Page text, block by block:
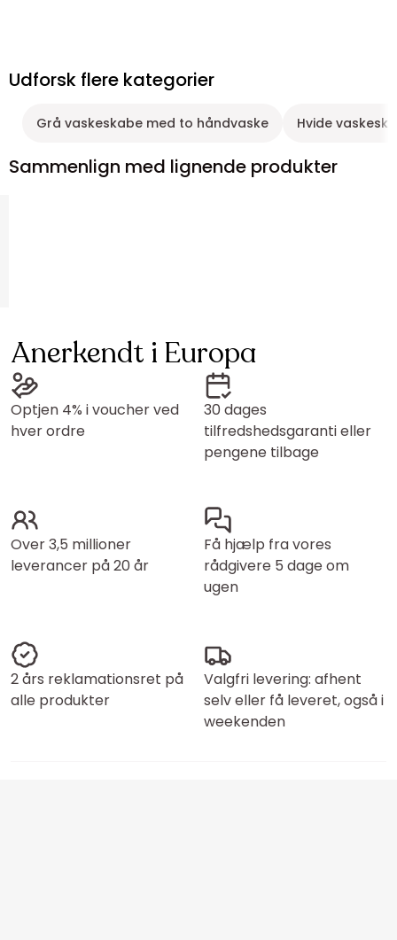
Udforsk flere kategorier
Grå vaskeskabe med to håndvaske Hvide
Sammenlign med lignende produkter
Anerkendt i Europa
Optjen 4% i voucher ved
hver ordre
30 dages
tilfredshedsgaranti eller
pengene tilbage
Over 3,5 millioner
leverancer på 20 år
Få hjælp fra vores
rådgivere 5 dage om
ugen
2 års reklamationsret på
alle produkter
Valgfri levering: afhent
selv eller få leveret, også i
weekenden